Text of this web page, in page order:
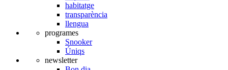
habitatge
transparència
llengua
programes
Snooker
Úniqs
newsletter